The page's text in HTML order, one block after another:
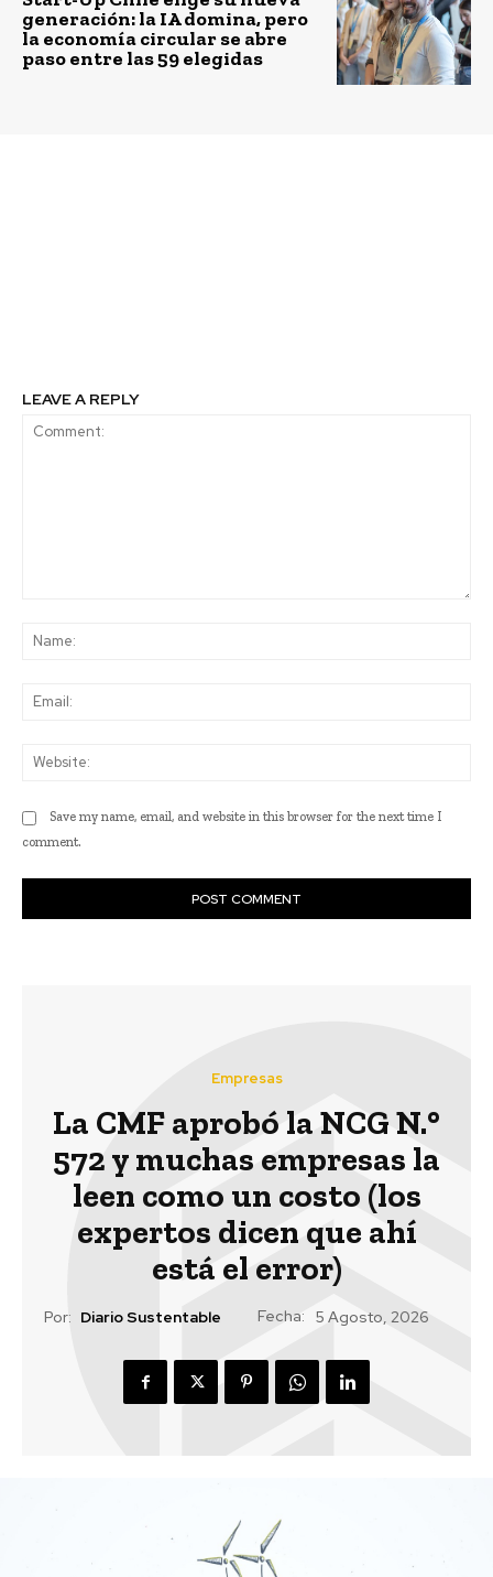
generación: la IA domina, pero
la economía circular se abre
paso entre las 59 elegidas
LEAVE A REPLY
Save my name, email, and website in this browser for the next time I
comment.